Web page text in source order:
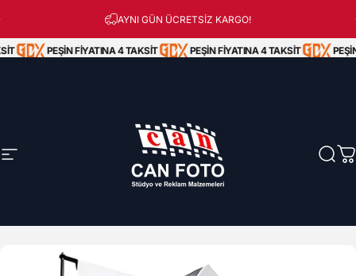
AYNI GÜN ÜCRETSİZ KARGO!
PEŞİN FİYATINA 4 TAKSİT PEŞİN FİYATINA 4 TAKSİT PEŞİN
Site navigasyonu Can Foto Stüdyo ve Reklam MalzemeleriAra